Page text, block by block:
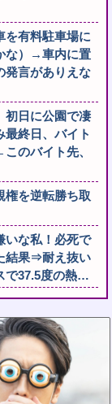
を有料駐車場に
な）→車内に置
発言がありえな
初日に公園で凄
終日、バイト
のバイト先、
権を逆転勝ち取
いな私！必死で
結果⇒耐え抜い
で37.5度の熱…